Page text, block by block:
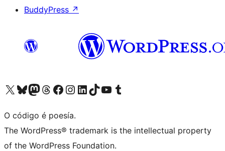
BuddyPress ↗
Visita la cuenta de X (anteriormente Twitter)
Visita a nosa conta de Bluesky
Visita a nosa conta de Mastodon
Visita a nosa conta de Threads
Visita a nosa páxina de Facebook
Visita a nosa conta de Instagram
Visita a nosa conta de LinkedIn
Visita a nosa conta de TikTok
Visita a nosa canle de YouTube
Visita a nosa conta de Tumblr
O código é poesía.
The WordPress® trademark is the intellectual property
of the WordPress Foundation.